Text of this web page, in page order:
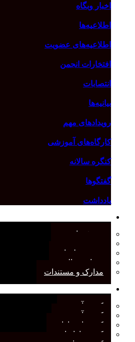
اخبار وبگاه
اطلاعیه‌ها
اطلاعیه‌های عضویت
افتخارات انجمن
انتصابات
بیانیه‌ها
رویدادهای مهم
کارگاه‌های آموزشی
کنگره سالانه
گفتگوها
یادداشت
معرفی انجمن
صورت‌جلسات
همیاری مالی
مدارک و مستندات
کمیته آرشیو
کمیته آموزش
کمیته انتشارات
کمیته بازاریابی